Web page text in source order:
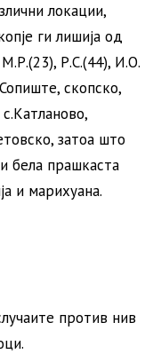
локации,
ги лишија од
Р.С.(44), И.О.
скопско,
затоа што
бела прашкаста
и марихуана.
против нив